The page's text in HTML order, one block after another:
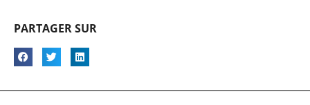
PARTAGER SUR